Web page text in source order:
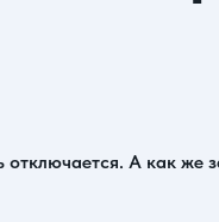
А как же